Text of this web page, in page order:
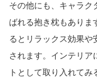
その他にも、キャラク
ばれる抱き枕もありま
るとリラックス効果や
されます。インテリア
トとして取り入れてみ